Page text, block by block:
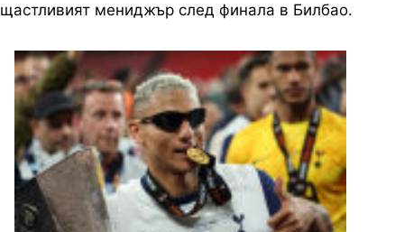
щастливият мениджър след финала в Билбао.